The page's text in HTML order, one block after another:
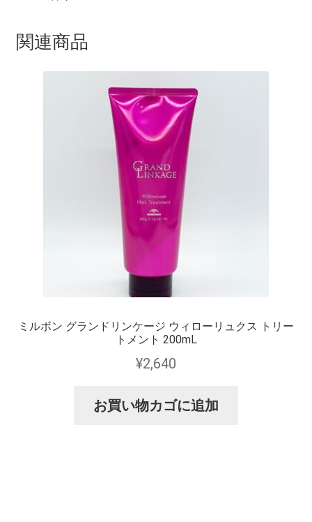
関連商品
ミルボン グランドリンケージ ウィローリュクス トリー
トメント 200mL
¥2,640
お買い物カゴに追加